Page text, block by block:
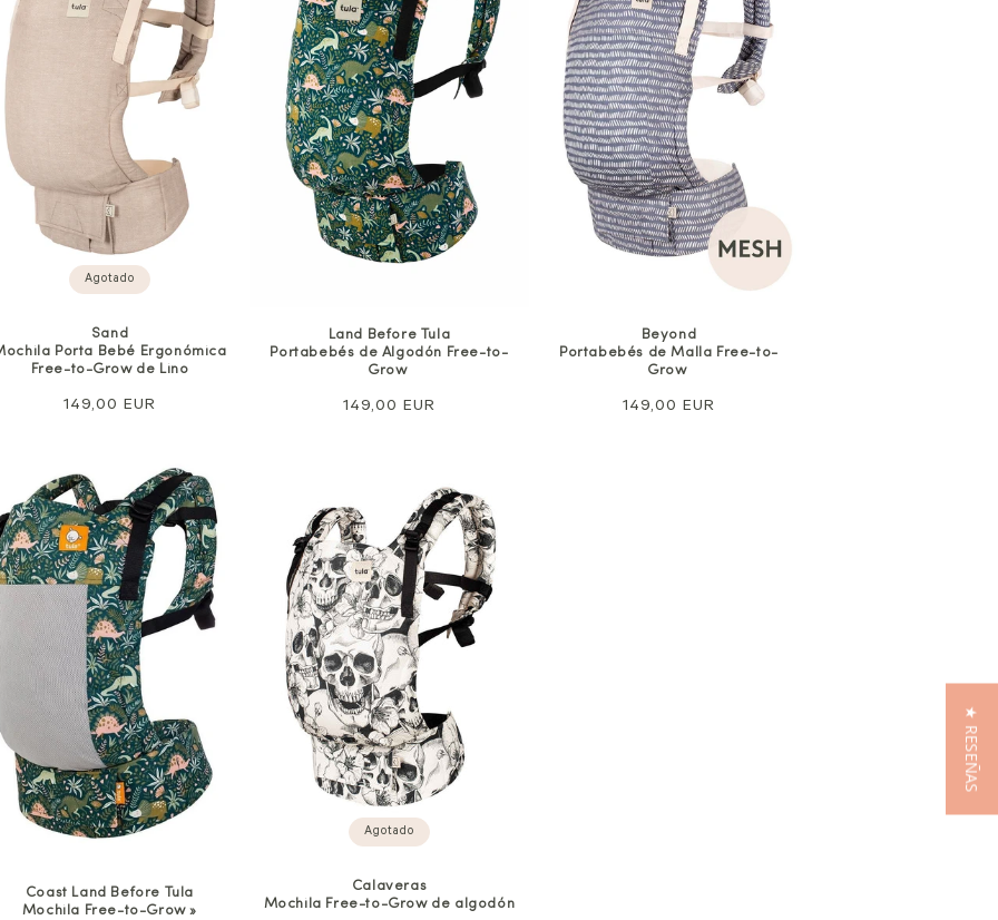
Agotado
Sand
Porta Bebé Ergonómica
Free-to-Grow de Lino
Precio
149,00 EUR
Land Before Tula
Portabebés de Algodón Free-to-
Grow
Precio
149,00 EUR
Beyond
Portabebés de Malla Free-to-
Grow
Precio
149,00 EUR
Coast Land Before Tula
Mochila Free-to-Grow »
Agotado
Calaveras
Mochila Free-to-Grow de algodón
★ RESEÑAS